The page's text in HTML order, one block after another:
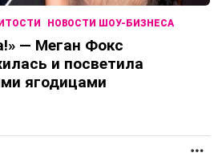
НОВОСТИ ШОУ-БИЗНЕСА
— Меган Фокс
и посветила
ягодицами